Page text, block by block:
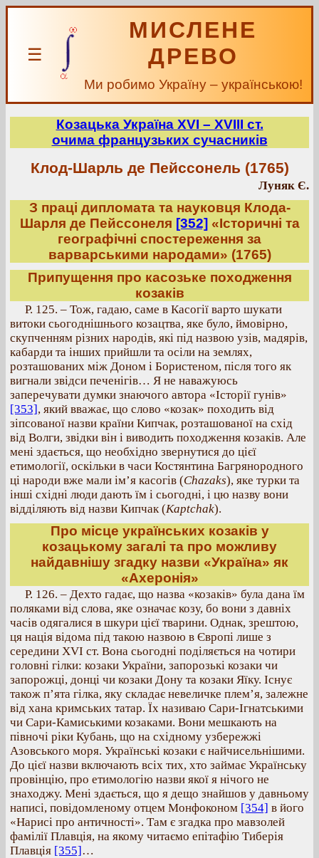
☰
МИСЛЕНЕ
ДРЕВО
Ми робимо Україну – українською!
Козацька Україна ХVІ – ХVІІІ ст.
очима французьких сучасників
Клод-Шарль де Пейссонель (1765)
Луняк Є.
З праці дипломата та науковця Клода-
Шарля де Пейссонеля [352] «Історичні та
географічні спостереження за
варварськими народами» (1765)
Припущення про касозьке походження
козаків
Р. 125. – Тож, гадаю, саме в Касогії варто шукати
витоки сьогоднішнього козацтва, яке було, ймовірно,
скупченням різних народів, які під назвою узів, мадярів,
кабарди та інших прийшли та осіли на землях,
розташованих між Доном і Бористеном, після того як
вигнали звідси печенігів… Я не наважуюсь
заперечувати думки знаючого автора «Історії гунів»
[353], який вважає, що слово «козак» походить від
зіпсованої назви країни Кипчак, розташованої на схід
від Волги, звідки він і виводить походження козаків. Але
мені здається, що необхідно звернутися до цієї
етимології, оскільки в часи Костянтина Багрянородного
ці народи вже мали ім’я касогів (Chazaks), яке турки та
інші східні люди дають їм і сьогодні, і цю назву вони
відділяють від назви Кипчак (Kaptchak).
Про місце українських козаків у
козацькому загалі та про можливу
найдавнішу згадку назви «Україна» як
«Ахеронія»
Р. 126. – Дехто гадає, що назва «козаків» була дана їм
поляками від слова, яке означає козу, бо вони з давніх
часів одягалися в шкури цієї тварини. Однак, зрештою,
ця нація відома під такою назвою в Європі лише з
середини ХVІ ст. Вона сьогодні поділяється на чотири
головні гілки: козаки України, запорозькі козаки чи
запорожці, донці чи козаки Дону та козаки Яїку. Існує
також п’ята гілка, яку складає невеличке плем’я, залежне
від хана кримських татар. Їх називаю Сари-Ігнатськими
чи Сари-Камиськими козаками. Вони мешкають на
півночі ріки Кубань, що на східному узбережжі
Азовського моря. Українські козаки є найчисельнішими.
До цієї назви включають всіх тих, хто займає Українську
провінцію, про етимологію назви якої я нічого не
знаходжу. Мені здається, що я дещо знайшов у давньому
написі, повідомленому отцем Монфоконом [354] в його
«Нарисі про античності». Там є згадка про мавзолей
фамілії Плавція, на якому читаємо епітафію Тиберія
Плавція [355]…